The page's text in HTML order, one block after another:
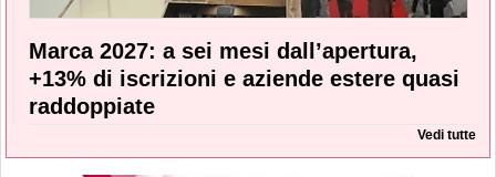
Marca 2027: a sei mesi dall’apertura,
+13% di iscrizioni e aziende estere quasi
raddoppiate
Vedi tutte